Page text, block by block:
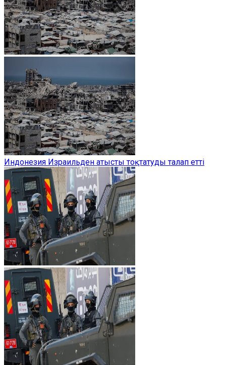
Индонезия Израильден атысты тоқтатуды талап етті